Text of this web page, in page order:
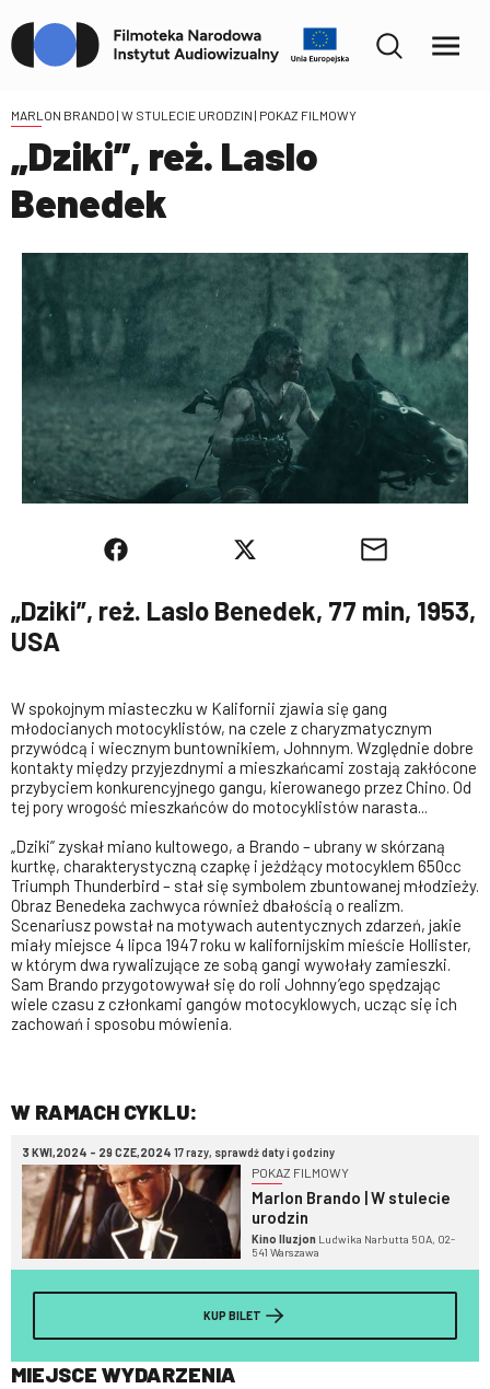
MARLON BRANDO | W STULECIE URODZIN | POKAZ FILMOWY
„Dziki”, reż. Laslo
Benedek
„Dziki”, reż. Laslo Benedek, 77 min, 1953,
USA
W spokojnym miasteczku w Kalifornii zjawia się gang
młodocianych motocyklistów, na czele z charyzmatycznym
przywódcą i wiecznym buntownikiem, Johnnym. Względnie dobre
kontakty między przyjezdnymi a mieszkańcami zostają zakłócone
przybyciem konkurencyjnego gangu, kierowanego przez Chino. Od
tej pory wrogość mieszkańców do motocyklistów narasta...
„Dziki” zyskał miano kultowego, a Brando – ubrany w skórzaną
kurtkę, charakterystyczną czapkę i jeżdżący motocyklem 650cc
Triumph Thunderbird – stał się symbolem zbuntowanej młodzieży.
Obraz Benedeka zachwyca również dbałością o realizm.
Scenariusz powstał na motywach autentycznych zdarzeń, jakie
miały miejsce 4 lipca 1947 roku w kalifornijskim mieście Hollister,
w którym dwa rywalizujące ze sobą gangi wywołały zamieszki.
Sam Brando przygotowywał się do roli Johnny’ego spędzając
wiele czasu z członkami gangów motocyklowych, ucząc się ich
zachowań i sposobu mówienia.
W RAMACH CYKLU:
3 KWI,2024 - 29 CZE,2024 17 razy, sprawdź daty i godziny
POKAZ FILMOWY
Marlon Brando | W stulecie
urodzin
Kino Iluzjon Ludwika Narbutta 50A, 02-
541 Warszawa
KUP BILET
MIEJSCE WYDARZENIA